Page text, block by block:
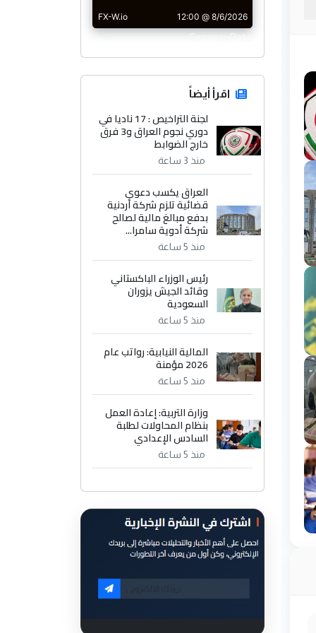
CurrencyRate
اقرأ أيضاً
لجنة التراخيص : 17 ناديا في
دوري نجوم العراق و3 فرق
خارج الضوابط
منذ 3 ساعة
العراق يكسب دعوى
قضائية تلزم شركة أردنية
بدفع مبالغ مالية لصالح
شركة أدوية سامرا...
منذ 5 ساعة
رئيس الوزراء الباكستاني
وقائد الجيش يزوران
السعودية
منذ 5 ساعة
المالية النيابية: رواتب عام
2026 مؤمنة
منذ 5 ساعة
وزارة التربية: إعادة العمل
بنظام المحاولات لطلبة
السادس الإعدادي
منذ 5 ساعة